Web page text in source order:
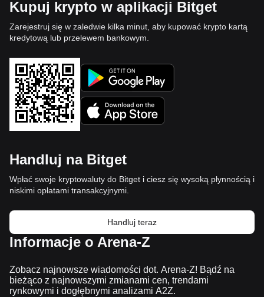
Kupuj krypto w aplikacji Bitget
Zarejestruj się w zaledwie kilka minut, aby kupować krypto kartą
kredytową lub przelewem bankowym.
Handluj na Bitget
Wpłać swoje kryptowaluty do Bitget i ciesz się wysoką płynnością i
niskimi opłatami transakcyjnymi.
Handluj teraz
Informacje o Arena-Z
Zobacz najnowsze wiadomości dot. Arena-Z! Bądź na
bieżąco z najnowszymi zmianami cen, trendami
rynkowymi i dogłębnymi analizami A2Z.